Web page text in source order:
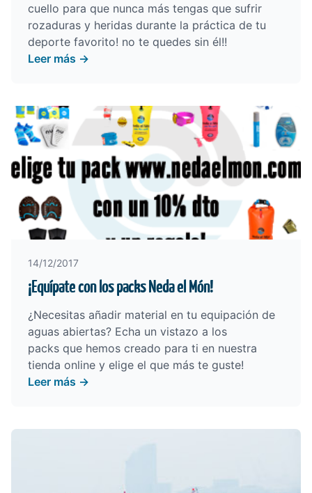
cuello para que nunca más tengas que sufrir
rozaduras y heridas durante la práctica de tu
deporte favorito! no te quedes sin él!!
Leer más →
14/12/2017
¡Equípate con los packs Neda el Món!
¿Necesitas añadir material en tu equipación de
aguas abiertas? Echa un vistazo a los
packs que hemos creado para ti en nuestra
tienda online y elige el que más te guste!
Leer más →